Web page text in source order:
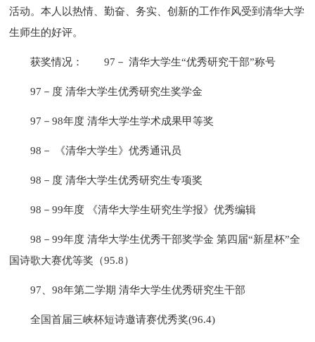
活动。本人以热情、勤奋、务实、创新的工作作风受到清华大学
生师生的好评。
获奖情况： 97－ 清华大学生“优秀研究干部”称号
97－度 清华大学生优秀研究生奖学金
97－98年度 清华大学生学术成果甲等奖
98－ 《清华大学生》优秀通讯员
98－度 清华大学生优秀研究生专项奖
98－99年度 《清华大学生研究生学报》优秀编辑
98－99年度 清华大学生优秀干部奖学金 第四届“新星杯”全
国诗歌大赛优等奖（95.8）
97、98年第二学期 清华大学生优秀研究生干部
全国首届三峡杯短诗邀请赛优秀奖(96.4)